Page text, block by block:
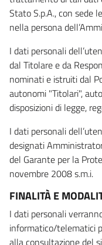
Stato S.p.A., con sede
nella persona
I dati personali
dal Titolare e da
nominati e istruiti dal
autonomi "Titolari",
disposizioni di legge,
I dati personali
designati
del Garante per la
novembre 2008 s.m.i.
FINALITÀ E
I dati personali
informatico/telematici
alla consultazione del